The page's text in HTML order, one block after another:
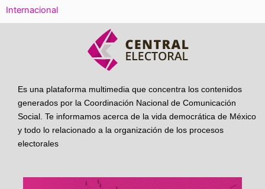
Internacional
Es una plataforma multimedia que concentra los contenidos
generados por la Coordinación Nacional de Comunicación
Social. Te informamos acerca de la vida democrática de México
y todo lo relacionado a la organización de los procesos
electorales